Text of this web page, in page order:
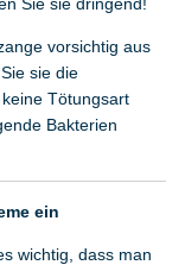
vorsichtig aus
sie die
Tötungsart
Bakterien
ein
wichtig, dass man